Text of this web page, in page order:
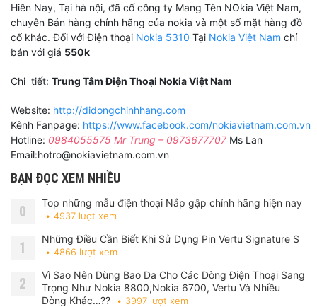
Hiên Nay, Tại hà nội, đã cố công ty Mang Tên NOkia Việt Nam,
chuyên Bán hàng chính hãng của nokia và một số mặt hàng đồ
cổ khác. Đối với Điện thoại Nokia 5310 Tại Nokia Việt Nam chỉ
bán với giá 550k
Chi tiết: Trung Tâm Điện Thoại Nokia Việt Nam
Website: http://didongchinhhang.com
Kênh Fanpage: https://www.facebook.com/nokiavietnam.com.vn
Hotline: 0984055575 Mr Trung – 0973677707 Ms Lan
Email:hotro@nokiavietnam.com.vn
BẠN ĐỌC XEM NHIỀU
0
Top những mẫu điện thoại Nắp gập chính hãng hiện nay
4937 lượt xem
1
Những Điều Cần Biết Khi Sử Dụng Pin Vertu Signature S
4866 lượt xem
2
Vì Sao Nên Dùng Bao Da Cho Các Dòng Điện Thoại Sang
Trọng Như Nokia 8800,Nokia 6700, Vertu Và Nhiều
Dòng Khác…??
3997 lượt xem